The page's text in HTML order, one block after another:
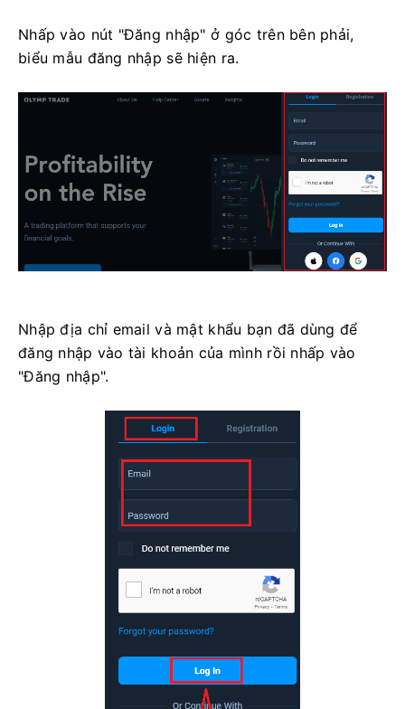
Nhấp vào nút "Đăng nhập" ở góc trên bên phải,
biểu mẫu đăng nhập sẽ hiện ra.
Nhập địa chỉ email và mật khẩu bạn đã dùng để
đăng nhập vào tài khoản của mình rồi nhấp vào
"Đăng nhập".